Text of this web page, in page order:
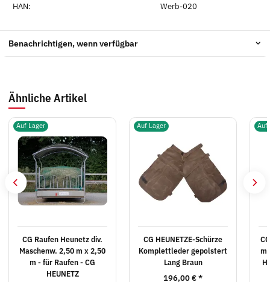
HAN:
Werb-020
Benachrichtigen, wenn verfügbar
Ähnliche Artikel
Auf Lager
CG Raufen Heunetz div.
Maschenw. 2,50 m x 2,50
m - für Raufen - CG
HEUNETZ
Auf Lager
CG HEUNETZE-Schürze
Komplettleder gepolstert
Lang Braun
196,00 €*
Auf
m